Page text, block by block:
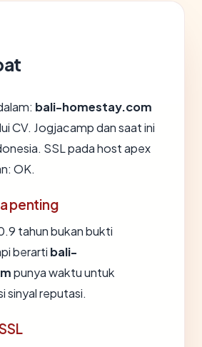
bali-homestay.com
CV. Jogjacamp dan saat ini
SSL pada host apex
OK.
penting
tahun bukan bukti
berarti bali-
punya waktu untuk
sinyal reputasi.